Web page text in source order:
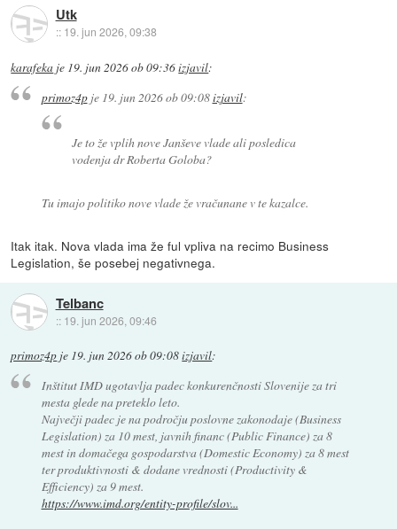
Utk
:: 19. jun 2026, 09:38
karafeka je 19. jun 2026 ob 09:36izjavil:
primoz4pje 19. jun 2026 ob 09:08izjavil:
Je to že vplih nove Janševe vlade ali posledica
vodenja dr Roberta Goloba?
Tu imajo politiko nove vlade že vračunane v te kazalce.
Itak itak. Nova vlada ima že ful vpliva na recimo Business
Legislation, še posebej negativnega.
Telbanc
:: 19. jun 2026, 09:46
primoz4p je 19. jun 2026 ob 09:08izjavil:
Inštitut IMD ugotavlja padec konkurenčnosti Slovenije za tri
mesta glede na preteklo leto.
Največji padec je na področju poslovne zakonodaje (Business
Legislation) za 10 mest, javnih financ (Public Finance) za 8
mest in domačega gospodarstva (Domestic Economy) za 8 mest
ter produktivnosti & dodane vrednosti (Productivity &
Efficiency) za 9 mest.
https://www.imd.org/entity-profile/slov...